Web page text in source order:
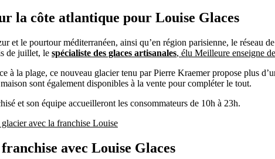
la côte atlantique pour Louise Glaces
et le pourtour méditerranéen, ainsi qu’en région parisienne, le
de juillet, le spécialiste des glaces artisanales, élu Meilleure enseigne
à la plage, ce nouveau glacier tenu par Pierre Kraemer propose plus
sont également disponibles à la vente pour compléter le tout.
et son équipe accueilleront les consommateurs de 10h à 23h.
glacier avec la franchise Louise
avec Louise Glaces